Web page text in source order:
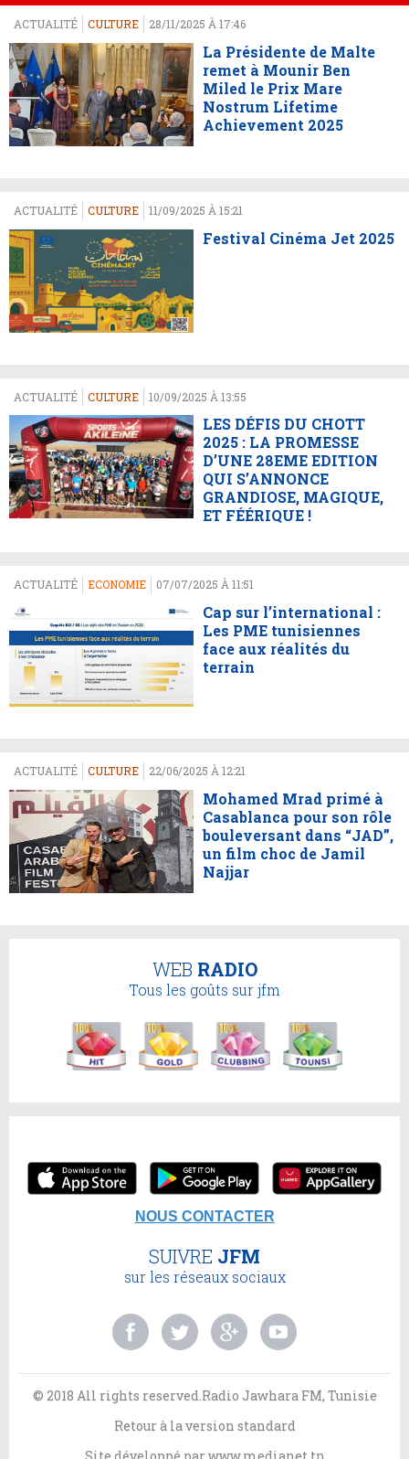
ACTUALITÉ CULTURE 28/11/2025 À 17:46
La Présidente de Malte
remet à Mounir Ben
Miled le Prix Mare
Nostrum Lifetime
Achievement 2025
ACTUALITÉ CULTURE 11/09/2025 À 15:21
Festival Cinéma Jet 2025
ACTUALITÉ CULTURE 10/09/2025 À 13:55
LES DÉFIS DU CHOTT
2025 : LA PROMESSE
D’UNE 28EME EDITION
QUI S’ANNONCE
GRANDIOSE, MAGIQUE,
ET FÉÉRIQUE !
ACTUALITÉ ECONOMIE 07/07/2025 À 11:51
Cap sur l’international :
Les PME tunisiennes
face aux réalités du
terrain
ACTUALITÉ CULTURE 22/06/2025 À 12:21
Mohamed Mrad primé à
Casablanca pour son rôle
bouleversant dans “JAD”,
un film choc de Jamil
Najjar
WEB RADIO
Tous les goûts sur jfm
NOUS CONTACTER
SUIVRE JFM
sur les réseaux sociaux
© 2018 All rights reserved.Radio Jawhara FM, Tunisie
Retour à la version standard